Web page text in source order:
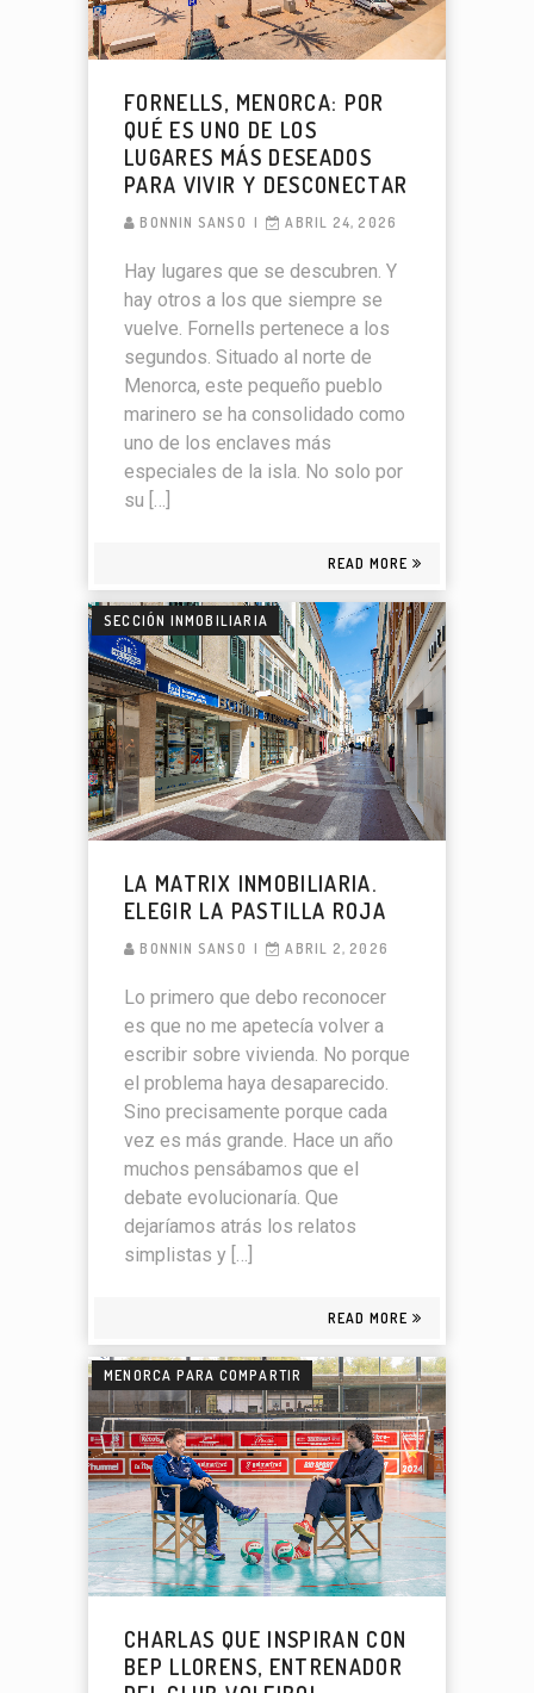
FORNELLS, MENORCA: POR
QUÉ ES UNO DE LOS
LUGARES MÁS DESEADOS
PARA VIVIR Y DESCONECTAR
BONNIN SANSO ABRIL 24, 2026
Hay lugares que se descubren. Y
hay otros a los que siempre se
vuelve. Fornells pertenece a los
segundos. Situado al norte de
Menorca, este pequeño pueblo
marinero se ha consolidado como
uno de los enclaves más
especiales de la isla. No solo por
su […]
READ MORE
SECCIÓN INMOBILIARIA
LA MATRIX INMOBILIARIA.
ELEGIR LA PASTILLA ROJA
BONNIN SANSO ABRIL 2, 2026
Lo primero que debo reconocer
es que no me apetecía volver a
escribir sobre vivienda. No porque
el problema haya desaparecido.
Sino precisamente porque cada
vez es más grande. Hace un año
muchos pensábamos que el
debate evolucionaría. Que
dejaríamos atrás los relatos
simplistas y […]
READ MORE
MENORCA PARA COMPARTIR
CHARLAS QUE INSPIRAN CON
BEP LLORENS, ENTRENADOR